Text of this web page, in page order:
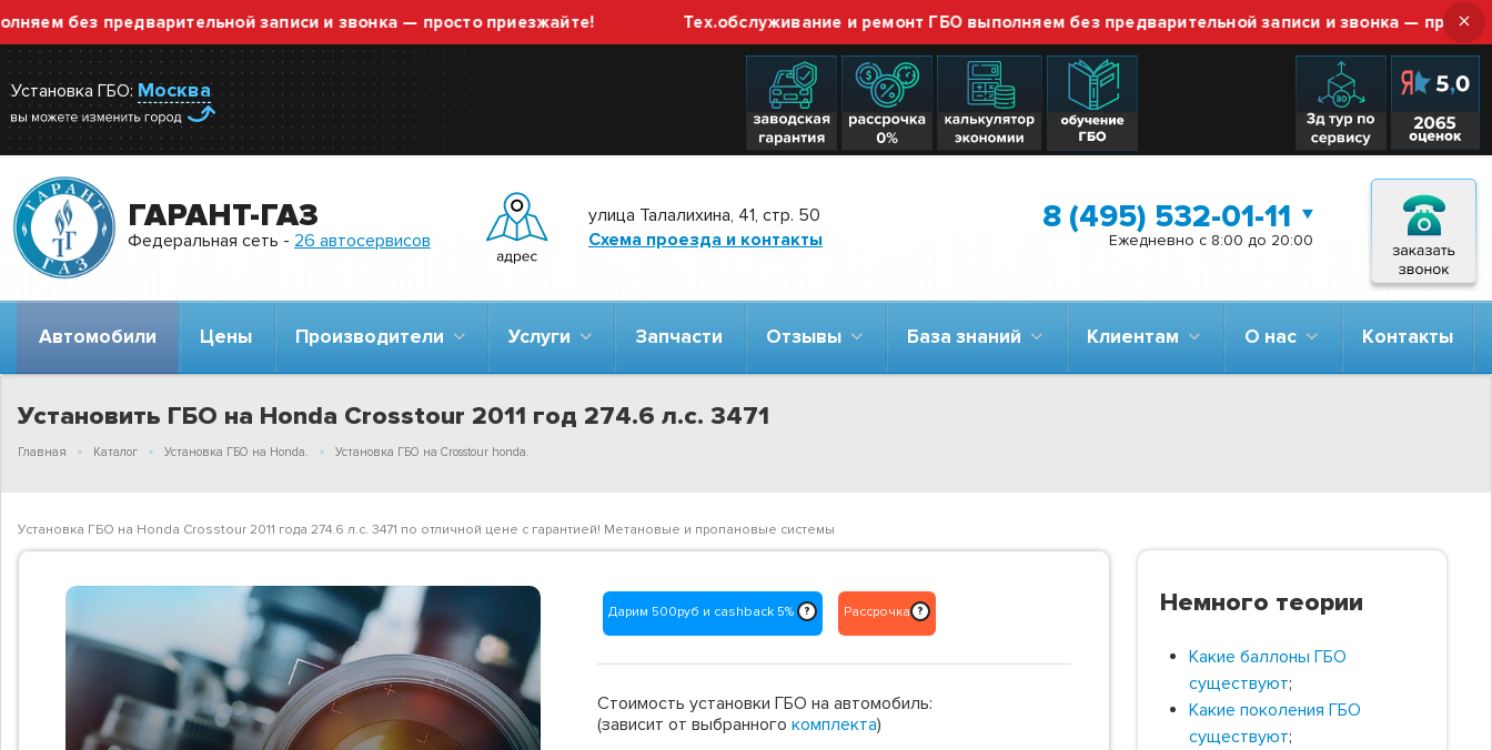
предварительной записи и звонка — просто приезжайте! Тех.обслуживание и ремонт ГБО выполняем без предварительной записи и звонка — просто ×
Установка ГБО: Москва
ГАРАНТ-ГАЗ
Федеральная сеть - 26 автосервисов
улица Талалихина, 41, стр. 50
Схема проезда и контакты
8 (495) 532-01-11
Ежедневно с 8:00 до 20:00
Автомобили Цены Производители Услуги Запчасти Отзывы База знаний Клиентам О нас Контакты
Установить ГБО на Honda Crosstour 2011 год 274.6 л.с. 3471
Главная Каталог Установка ГБО на Honda. Установка ГБО на Crosstour honda.
Установка ГБО на Honda Crosstour 2011 года 274.6 л.с. 3471 по отличной цене с гарантией! Метановые и пропановые системы
Дарим 500руб и cashback 5% ? Рассрочка ?
Стоимость установки ГБО на автомобиль:
(зависит от выбранного комплекта)
Немного теории
Какие баллоны ГБО
существуют;
Какие поколения ГБО
существуют;